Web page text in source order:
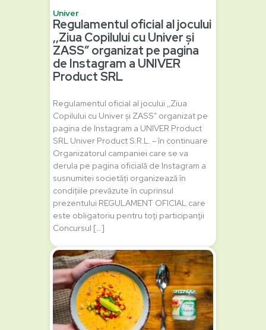
Univer
Regulamentul oficial al jocului
‚,Ziua Copilului cu Univer și
ZASS” organizat pe pagina
de Instagram a UNIVER
Product SRL
Regulamentul oficial al jocului ‚,Ziua
Copilului cu Univer și ZASS” organizat pe
pagina de Instagram a UNIVER Product
SRL Univer Product S.R.L. – în continuare
Organizatorul campaniei care se va
derula pe pagina oficială de Instagram a
susnumitei societăți organizează în
condițiile prevăzute în cuprinsul
prezentului REGULAMENT OFICIAL care
este obligatoriu pentru toţi participanţii
Concursul […]